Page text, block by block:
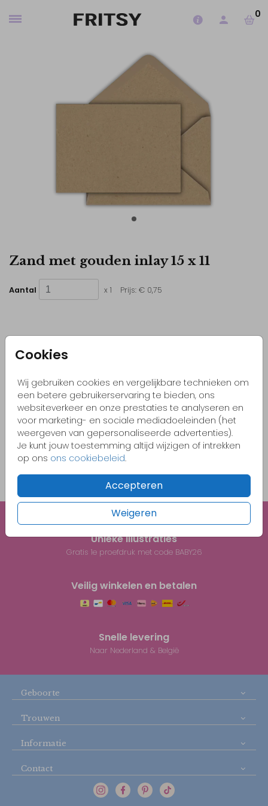
0
Cookies
Wij gebruiken cookies en vergelijkbare technieken om
een betere gebruikerservaring te bieden, ons
websiteverkeer en onze prestaties te analyseren en
voor marketing- en sociale mediadoeleinden (het
weergeven van gepersonaliseerde advertenties).
Je kunt jouw toestemming altijd wijzigen of intrekken
op ons ons cookiebeleid.
Accepteren
Weigeren
Zand met gouden inlay 15 x 11
Aantal x 1 Prijs: € 0,75
Kleurrijke & vrolijke ontwerpen
Pas zelf het kaartje aan naar jouw wensen
Bestel gemakkelijk een proefdruk vanaf €1,-
OMSCHRIJVING
Prijs:€ 0,75 per 1
Unieke illustraties
Gratis 1e proefdruk met code BABY26
Veilig winkelen en betalen
Snelle levering
Naar Nederland & België
Geboorte
Trouwen
Informatie
Contact